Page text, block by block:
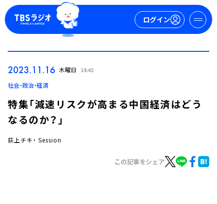
ログイン
2023.11.16 木曜日 14:43
社会・政治・経済
特集「減速リスクが高まる中国経済はどう
なるのか？」
荻上チキ・ Session
この記事をシェア